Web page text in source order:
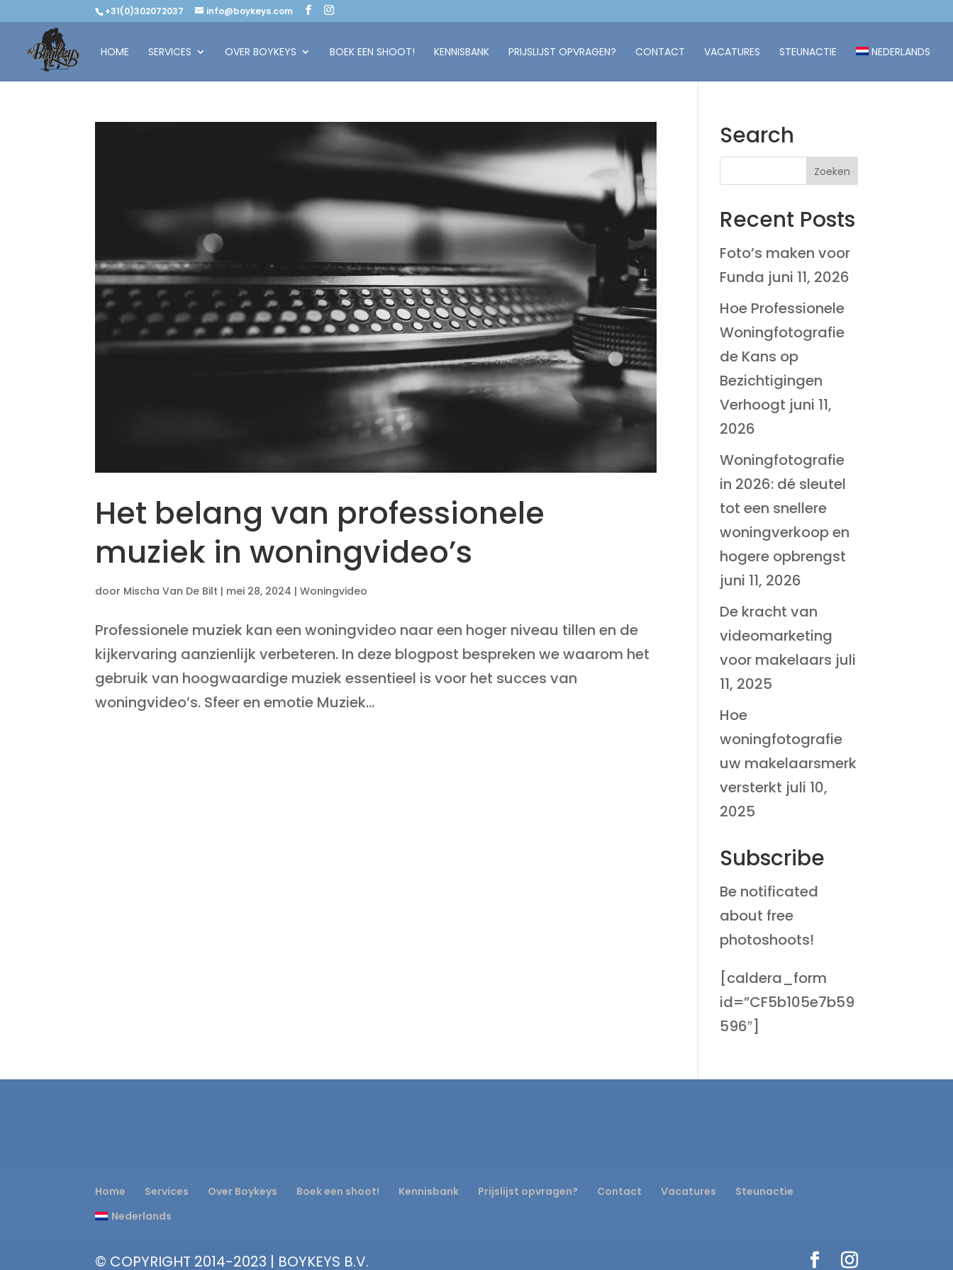
+31(0)302072037 info@boykeys.com
HOME SERVICES OVER BOYKEYS BOEK EEN SHOOT! KENNISBANK PRIJSLIJST OPVRAGEN? CONTACT VACATURES STEUNACTIE NEDERLANDS
Het belang van professionele
muziek in woningvideo’s
door Mischa Van De Bilt | mei 28, 2024 |Woningvideo
Professionele muziek kan een woningvideo naar een hoger niveau tillen en de
kijkervaring aanzienlijk verbeteren. In deze blogpost bespreken we waarom het
gebruik van hoogwaardige muziek essentieel is voor het succes van
woningvideo’s. Sfeer en emotie Muziek...
Search
Recent Posts
Foto’s maken voor
Funda juni 11, 2026
Hoe Professionele
Woningfotografie
de Kans op
Bezichtigingen
Verhoogt juni 11,
2026
Woningfotografie
in 2026: dé sleutel
tot een snellere
woningverkoop en
hogere opbrengst
juni 11, 2026
De kracht van
videomarketing
voor makelaars juli
11, 2025
Hoe
woningfotografie
uw makelaarsmerk
versterkt juli 10,
2025
Subscribe
Be notificated
about free
photoshoots!
[caldera_form
id=”CF5b105e7b59
596″]
Home Services Over Boykeys Boek een shoot! Kennisbank Prijslijst opvragen? Contact Vacatures
Steunactie
Nederlands
© COPYRIGHT 2014-2023 | BOYKEYS B.V.